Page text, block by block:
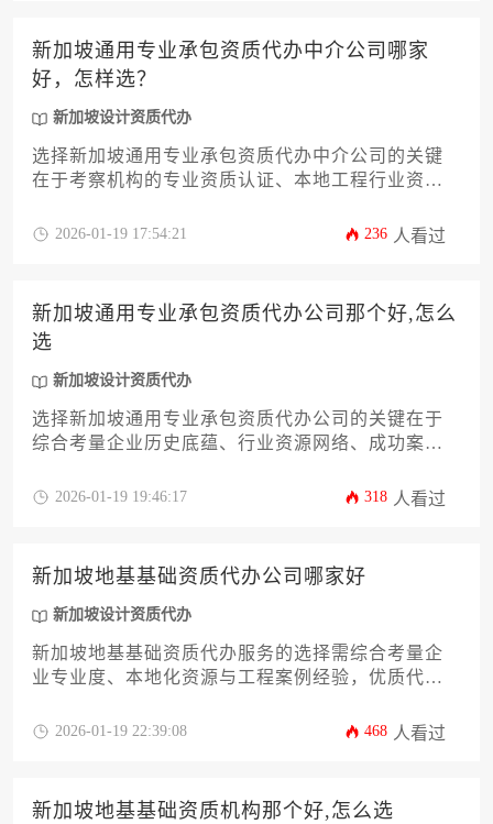
新加坡通用专业承包资质代办中介公司哪家
好，怎样选？
新加坡设计资质代办
选择新加坡通用专业承包资质代办中介公司的关键
在于考察机构的专业资质认证、本地工程行业资源
通过多维度对比筛选合规优质服务机构。
2026-01-19 17:54:21 236 人看过
新加坡通用专业承包资质代办公司那个好,怎么
选
新加坡设计资质代办
选择新加坡通用专业承包资质代办公司的关键在于
综合考量企业历史底蕴、行业资源网络、成功案例
格。优质代办机构应具备对新加坡建筑法规的精准
略。
2026-01-19 19:46:17 318 人看过
新加坡地基基础资质代办公司哪家好
新加坡设计资质代办
新加坡地基基础资质代办服务的选择需综合考量企
业专业度、本地化资源与工程案例经验，优质代办
中新加坡设计资质代办的专业整合能力尤为关键。
2026-01-19 22:39:08 468 人看过
新加坡地基基础资质机构那个好,怎么选